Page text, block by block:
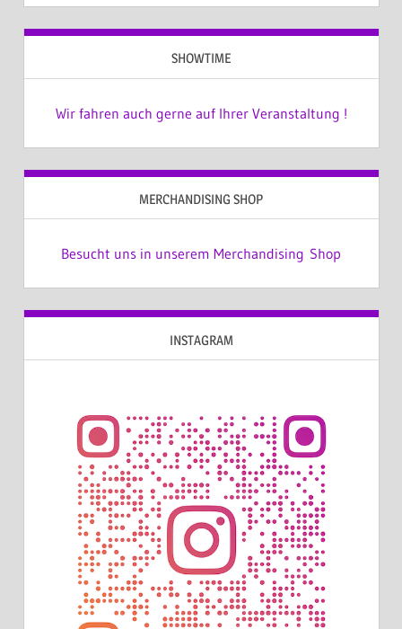
SHOWTIME
Wir fahren auch gerne auf Ihrer Veranstaltung !
MERCHANDISING SHOP
Besucht uns in unserem Merchandising Shop
INSTAGRAM